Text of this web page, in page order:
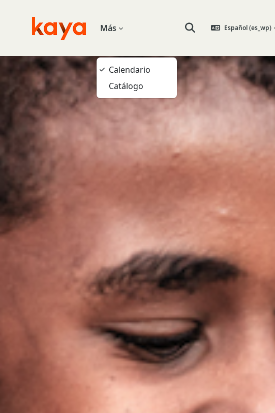
Go to home Más
Calendario
Catálogo
Selector de búsqueda de
Español ‎(es_wp)‎